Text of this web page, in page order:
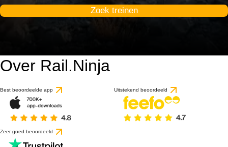
Zoek treinen
Over Rail.Ninja
Best beoordeelde app Uitstekend beoordeeld
Zeer goed beoordeeld